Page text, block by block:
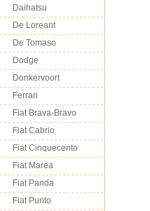
Daihatsu
De Loreant
De Tomaso
Dodge
Donkervoort
Ferrari
Fiat Brava-Bravo
Fiat Cabrio
Fiat Cinquecento
Fiat Marea
Fiat Panda
Fiat Punto